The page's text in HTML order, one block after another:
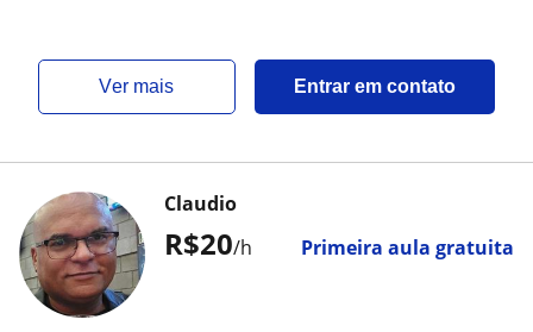
ver mais Entrar em contato
R$20/h Primeira aula gratuita
Claudio